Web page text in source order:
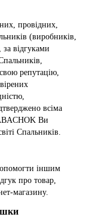
провідних,
(виробників,
відгуками
репутацію,
всіма
Ви
Спальників.
іншим
про товар,
магазину.